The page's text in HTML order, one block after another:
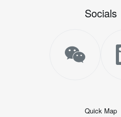
Socials
Quick Map